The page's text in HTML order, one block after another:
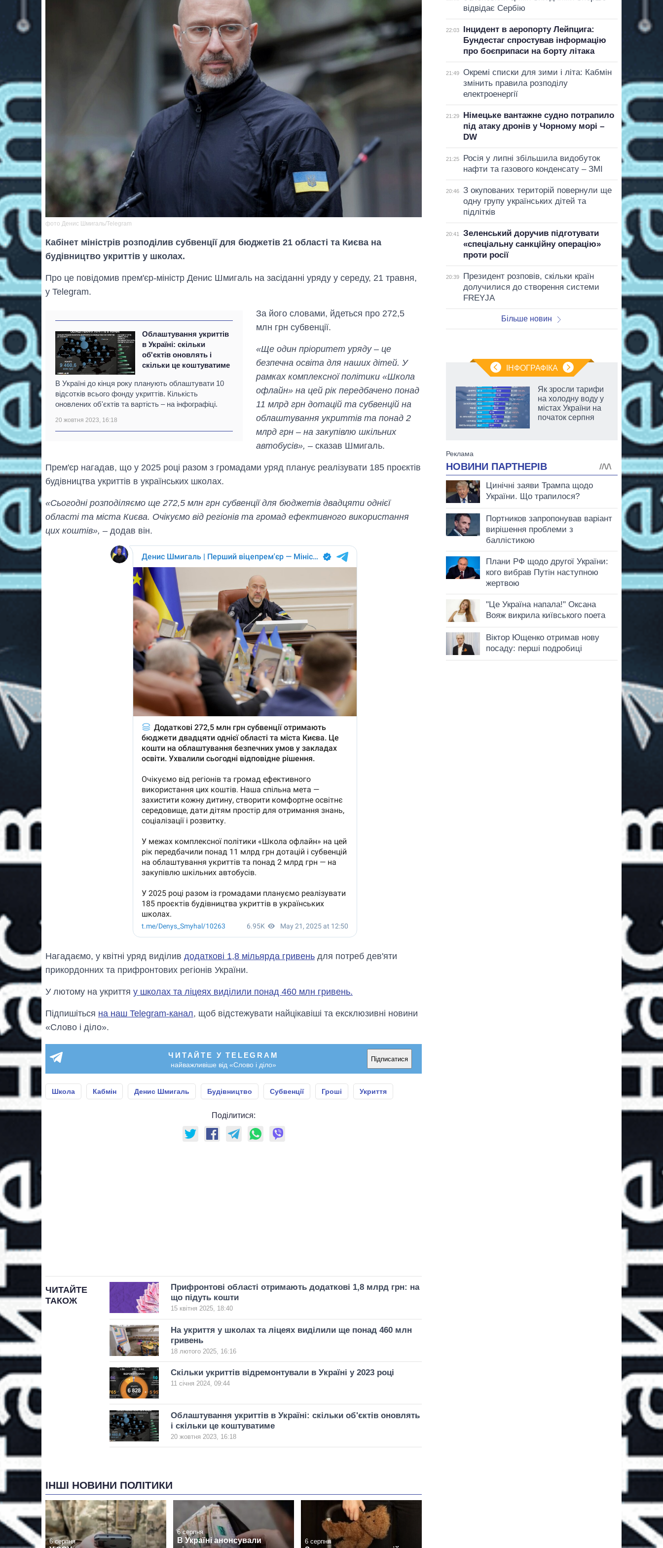
фото Денис Шмигаль/Telegram
Кабінет міністрів розподілив субвенції для бюджетів 21 області та Києва на
будівництво укриттів у школах.
Про це повідомив прем'єр-міністр Денис Шмигаль на засіданні уряду у середу, 21 травня,
у Telegram.
Облаштування укриттів
в Україні: скільки
об'єктів оновлять і
скільки це коштуватиме
В Україні до кінця року планують облаштувати 10
відсотків всього фонду укриттів. Кількість
оновлених об'єктів та вартість – на інфографіці.
20 жовтня 2023, 16:18
За його словами, йдеться про 272,5
млн грн субвенції.
«Ще один пріоритет уряду – це
безпечна освіта для наших дітей. У
рамках комплексної політики «Школа
офлайн» на цей рік передбачено понад
11 млрд грн дотацій та субвенцій на
облаштування укриттів та понад 2
млрд грн – на закупівлю шкільних
автобусів», – сказав Шмигаль.
Прем'єр нагадав, що у 2025 році разом з громадами уряд планує реалізувати 185 проєктів
будівництва укриттів в українських школах.
«Сьогодні розподіляємо ще 272,5 млн грн субвенції для бюджетів двадцяти однієї
області та міста Києва. Очікуємо від регіонів та громад ефективного використання
цих коштів», – додав він.
Нагадаємо, у квітні уряд виділив додаткові 1,8 мільярда гривень для потреб дев'яти
прикордонних та прифронтових регіонів України.
У лютому на укриття у школах та ліцеях виділили понад 460 млн гривень.
Підпишіться на наш Telegram-канал, щоб відстежувати найцікавіші та ексклюзивні новини
«Слово і діло».
ЧИТАЙТЕ У TELEGRAM
найважливіше від «Слово і діло»
Підписатися
Школа Кабмін Денис Шмигаль Будівництво Субвенції Гроші Укриття
Поділитися:
ЧИТАЙТЕ
ТАКОЖ
Прифронтові області отримають додаткові 1,8 млрд грн: на
що підуть кошти
15 квітня 2025, 18:40
На укриття у школах та ліцеях виділили ще понад 460 млн
гривень
18 лютого 2025, 16:16
Скільки укриттів відремонтували в Україні у 2023 році
11 січня 2024, 09:44
Облаштування укриттів в Україні: скільки об'єктів оновлять
і скільки це коштуватиме
20 жовтня 2023, 16:18
ІНШІ НОВИНИ ПОЛІТИКИ
6 серпня
6 серпня
В Україні анонсували
6 серпня
відвідає Сербію
22:03
Інцидент в аеропорту Лейпцига:
Бундестаг спростував інформацію
про боєприпаси на борту літака
21:49
Окремі списки для зими і літа: Кабмін
змінить правила розподілу
електроенергії
21:29
Німецьке вантажне судно потрапило
під атаку дронів у Чорному морі –
DW
21:25
Росія у липні збільшила видобуток
нафти та газового конденсату – ЗМІ
20:46
З окупованих територій повернули ще
одну групу українських дітей та
підлітків
20:41
Зеленський доручив підготувати
«спеціальну санкційну операцію»
проти росії
20:39
Президент розповів, скільки країн
долучилися до створення системи
FREYJA
Більше новин
ІНФОГРАФІКА
Вісім масованих
ударів по Україні
за літо: Київ та
область стали
головною ціллю
рф
Як зросли тарифи
на холодну воду у
містах України на
початок серпня